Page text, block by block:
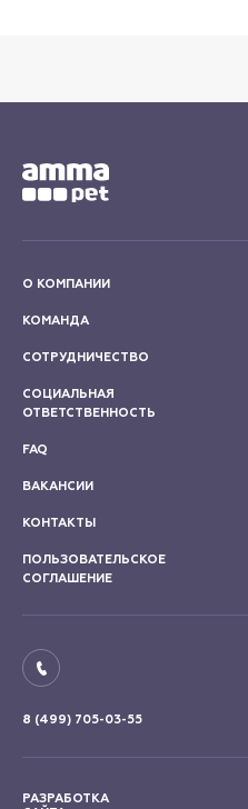
О КОМПАНИИ
КОМАНДА
СОТРУДНИЧЕСТВО
СОЦИАЛЬНАЯ
ОТВЕТСТВЕННОСТЬ
FAQ
ВАКАНСИИ
КОНТАКТЫ
ПОЛЬЗОВАТЕЛЬСКОЕ
СОГЛАШЕНИЕ
8 (499) 705-03-55
РАЗРАБОТКА